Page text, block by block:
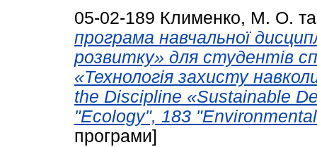
05-02-189 Клименко, М. О.
програма навчальної
розвитку» для студентів
«Технологія захисту
the Discipline «Sustainable
"Ecology", 183
програми]